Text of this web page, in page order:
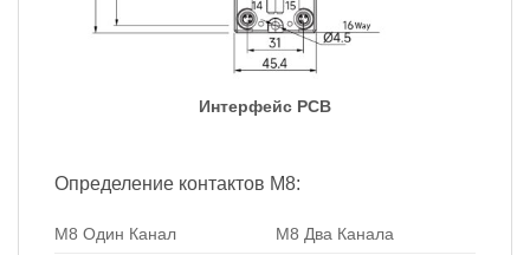
Интерфейс PCB
Определение контактов M8:
M8 Один Канал M8 Два Канала